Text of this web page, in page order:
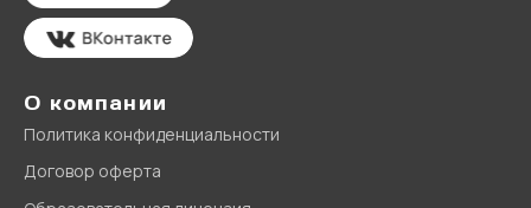
О компании
Политика конфиденциальности
Договор оферта